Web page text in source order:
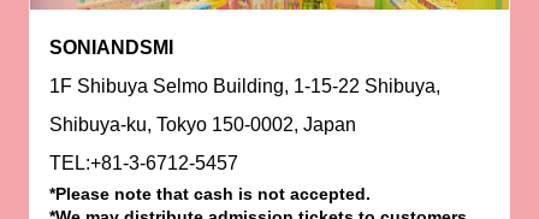
SONIANDSMI
1F Shibuya Selmo Building, 1-15-22 Shibuya,
Shibuya-ku, Tokyo 150-0002, Japan
TEL:+81-3-6712-5457
*Please note that cash is not accepted.